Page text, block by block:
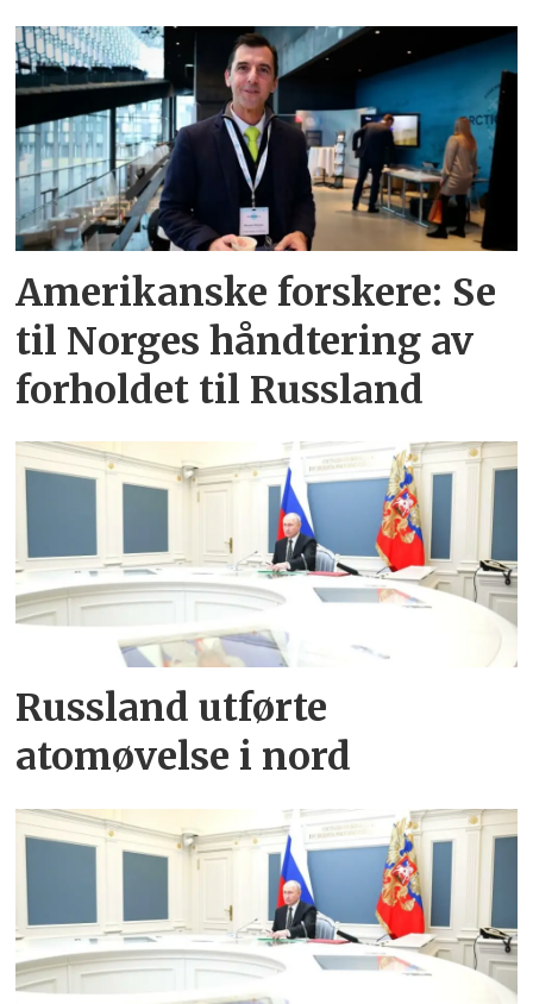
Amerikanske forskere: Se
til Norges håndtering av
forholdet til Russland
Russland utførte
atomøvelse i nord